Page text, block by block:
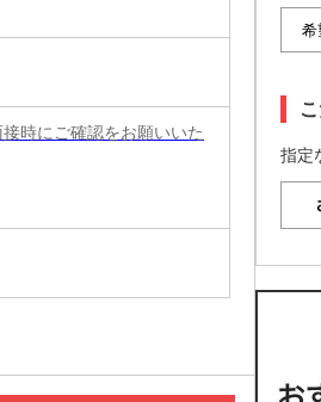
時にご確認をお願いいた
指定